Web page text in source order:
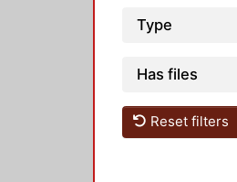
Type
Has files
Reset filters